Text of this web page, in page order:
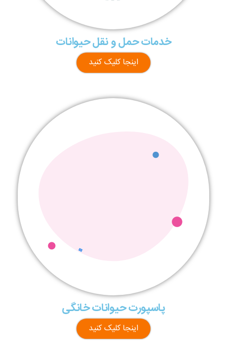
خدمات حمل و نقل حیوانات​
اینجا کلیک کنید
پاسپورت حیوانات خانگی
اینجا کلیک کنید